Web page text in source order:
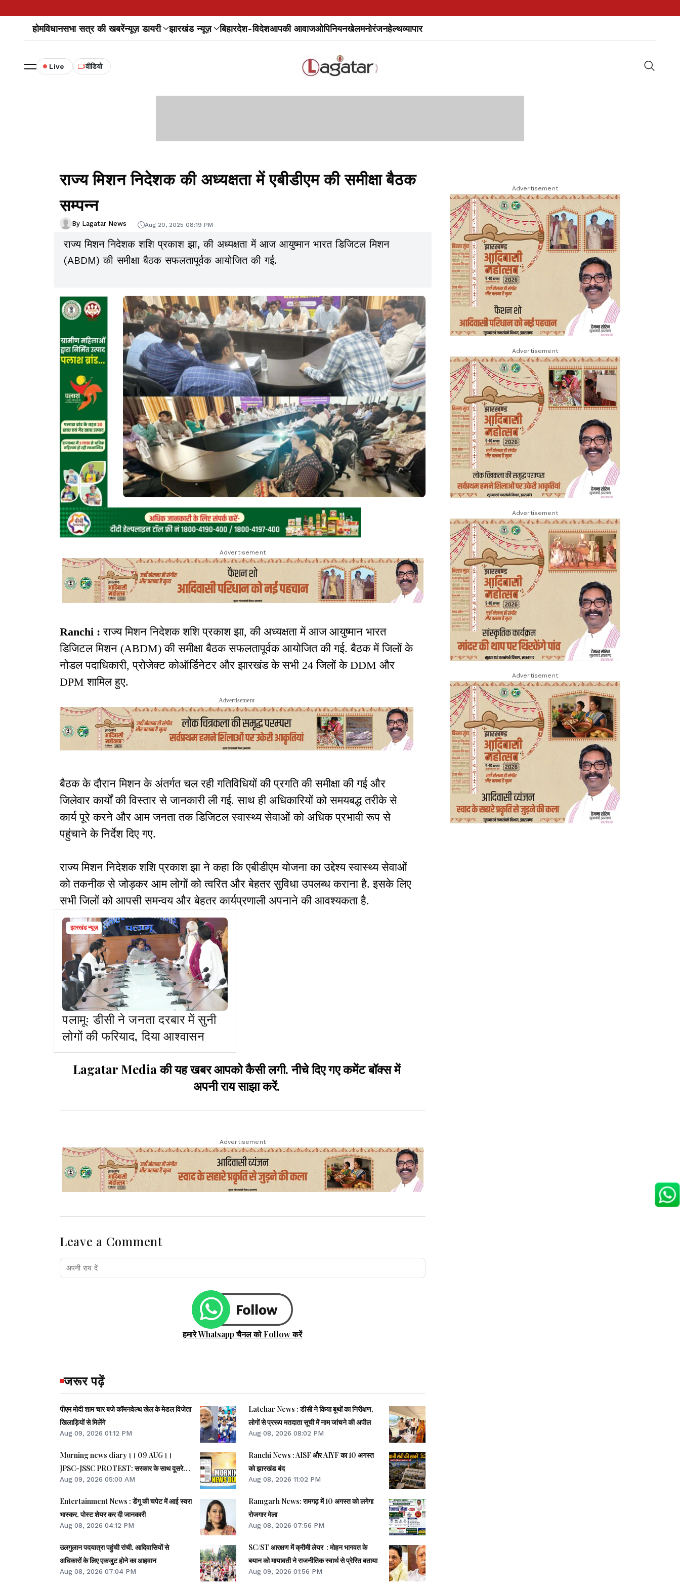
होमविधानसभा सत्र की खबरेंन्यूज़ डायरी झारखंड न्यूज़ बिहारदेश-विदेशआपकी आवाजओपिनियनखेलमनोरंजनहेल्थव्यापार
Live वीडियो
राज्य मिशन निदेशक की अध्यक्षता में एबीडीएम की समीक्षा बैठक
सम्पन्न
By Lagatar News Aug 20, 2025 08:19 PM
राज्य मिशन निदेशक शशि प्रकाश झा, की अध्यक्षता में आज आयुष्मान भारत डिजिटल मिशन
(ABDM) की समीक्षा बैठक सफलतापूर्वक आयोजित की गई.
Advertisement
Ranchi :राज्य मिशन निदेशक शशि प्रकाश झा, की अध्यक्षता में आज आयुष्मान भारत
डिजिटल मिशन (ABDM) की समीक्षा बैठक सफलतापूर्वक आयोजित की गई. बैठक में जिलों के
नोडल पदाधिकारी, प्रोजेक्ट कोऑर्डिनेटर और झारखंड के सभी 24 जिलों के DDM और
DPM शामिल हुए.
Advertisement
बैठक के दौरान मिशन के अंतर्गत चल रही गतिविधियों की प्रगति की समीक्षा की गई और
जिलेवार कार्यों की विस्तार से जानकारी ली गई. साथ ही अधिकारियों को समयबद्ध तरीके से
कार्य पूरे करने और आम जनता तक डिजिटल स्वास्थ्य सेवाओं को अधिक प्रभावी रूप से
पहुंचाने के निर्देश दिए गए.
राज्य मिशन निदेशक शशि प्रकाश झा ने कहा कि एबीडीएम योजना का उद्देश्य स्वास्थ्य सेवाओं
को तकनीक से जोड़कर आम लोगों को त्वरित और बेहतर सुविधा उपलब्ध कराना है. इसके लिए
सभी जिलों को आपसी समन्वय और बेहतर कार्यप्रणाली अपनाने की आवश्यकता है.
झारखंड न्यूज़
पलामूः डीसी ने जनता दरबार में सुनी
लोगों की फरियाद, दिया आश्वासन
Lagatar Media की यह खबर आपको कैसी लगी. नीचे दिए गए कमेंट बॉक्स में
अपनी राय साझा करें.
Advertisement
Leave a Comment
हमारे Whatsapp चैनल को Follow करें
जरूर पढ़ें
पीएम मोदी शाम चार बजे कॉमनवेल्थ खेल के मेडल विजेता
खिलाड़ियों से मिलेंगे
Aug 09, 2026 01:12 PM
Morning news diary।। 09 AUG।।
JPSC-JSSC PROTEST: सरकार के साथ दूसरे
दिन भी वार्ता, छात्र बोले- हमारी बातें सुनी गईं।। छात्रों
भारत सहित 5 देशों पर 100% टैरिफ लगानेवाला बिल
US सीनेट से पास।। समेत कई खबरें व वीडियो.
Aug 09, 2026 05:00 AM
Entertainment News : डेंगू की चपेट में आई स्वरा
भास्कर, पोस्ट शेयर कर दी जानकारी
Aug 08, 2026 04:12 PM
उलगुलान पदयात्रा पहुंची रांची, आदिवासियों से
अधिकारों के लिए एकजुट होने का आहवान
Aug 08, 2026 07:04 PM
Latehar News : डीसी ने किया बूथों का निरीक्षण,
लोगों से प्ररूप मतदाता सूची में नाम जांचने की अपील
Aug 08, 2026 08:02 PM
Ranchi News : AISF और AIYF का 10 अगस्त
को झारखंड बंद
Aug 08, 2026 11:02 PM
Ramgarh News: रामगढ़ में 10 अगस्त को लगेगा
रोजगार मेला
Aug 08, 2026 07:56 PM
SC/ST आरक्षण में क्रीमी लेयर : मोहन भागवत के
बयान को मायावती ने राजनीतिक स्वार्थ से प्रेरित बताया
Aug 09, 2026 01:56 PM
Advertisement
Advertisement
Advertisement
Advertisement